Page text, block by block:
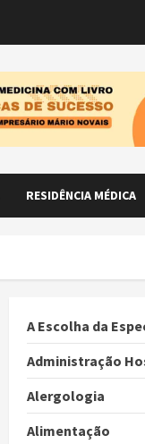
RESIDÊNCIA MÉDICA
A Escolha da
Administração
Alergologia
Alimentação